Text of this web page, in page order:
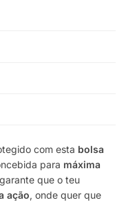
com esta bolsa
para máxima
que o teu
ação, onde quer que